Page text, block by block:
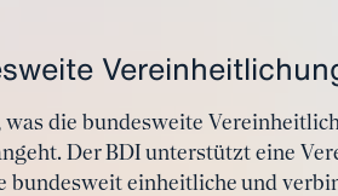
die bundesweite
Der BDI unterstützt eine
bundesweit einheitliche und